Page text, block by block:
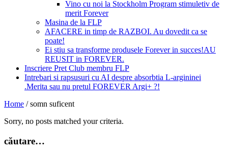
Vino cu noi la Stockholm Program stimuletiv de
merit Forever
Masina de la FLP
AFACERE in timp de RAZBOI. Au dovedit ca se
poate!
Ei stiu sa transforme produsele Forever in succes!AU
REUSIT in FOREVER.
Inscriere Pret Club membru FLP
Intrebari si rapsusuri cu AI despre absorbtia L-argininei
.Merita sau nu pretul FOREVER Argi+ ?!
Home / somn suficent
Sorry, no posts matched your criteria.
căutare…